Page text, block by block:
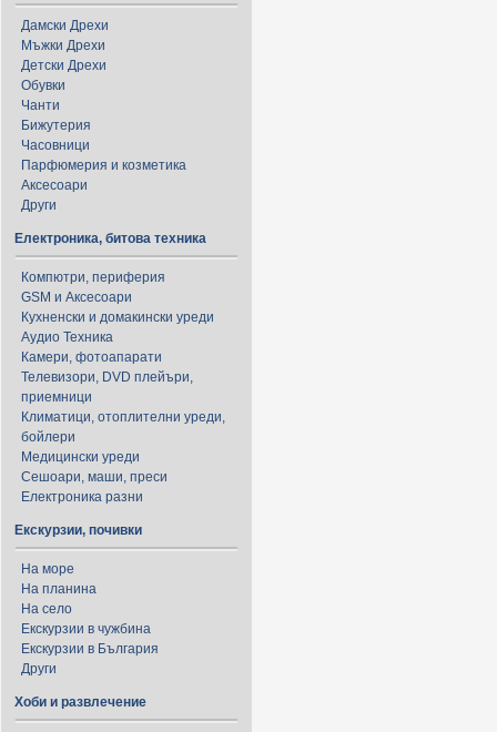
Дамски Дрехи
Мъжки Дрехи
Детски Дрехи
Обувки
Чанти
Бижутерия
Часовници
Парфюмерия и козметика
Аксесоари
Други
Електроника, битова техника
Компютри, периферия
GSM и Аксесоари
Кухненски и домакински уреди
Аудио Техника
Камери, фотоапарати
Телевизори, DVD плейъри,
приемници
Климатици, отоплителни уреди,
бойлери
Медицински уреди
Сешоари, маши, преси
Електроника разни
Екскурзии, почивки
На море
На планина
На село
Екскурзии в чужбина
Екскурзии в България
Други
Хоби и развлечение